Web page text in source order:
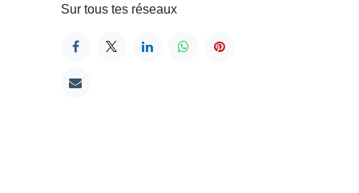
Sur tous tes réseaux